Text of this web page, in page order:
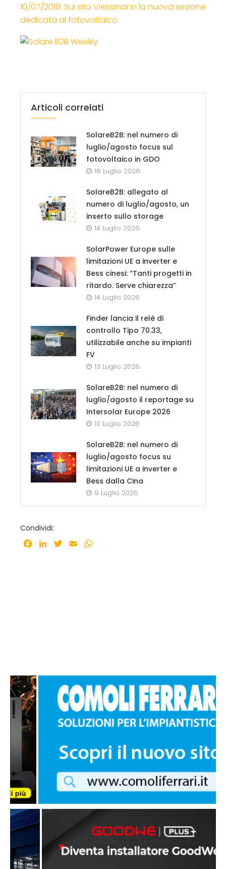
10/07/2018: Sul sito Viessmann la nuova sezione
dedicata al fotovoltaico
Articoli correlati
SolareB2B: nel numero di
luglio/agosto focus sul
fotovoltaico in GDO
16 Luglio 2026
SolareB2B: allegato al
numero di luglio/agosto, un
inserto sullo storage
14 Luglio 2026
SolarPower Europe sulle
limitazioni UE a inverter e
Bess cinesi: “Tanti progetti in
ritardo. Serve chiarezza”
14 Luglio 2026
Finder lancia il relè di
controllo Tipo 70.33,
utilizzabile anche su impianti
FV
13 Luglio 2026
SolareB2B: nel numero di
luglio/agosto il reportage su
Intersolar Europe 2026
10 Luglio 2026
SolareB2B: nel numero di
luglio/agosto focus su
limitazioni UE a inverter e
Bess dalla Cina
9 Luglio 2026
Condividi:
Facebook
LinkedInTwitter
Email